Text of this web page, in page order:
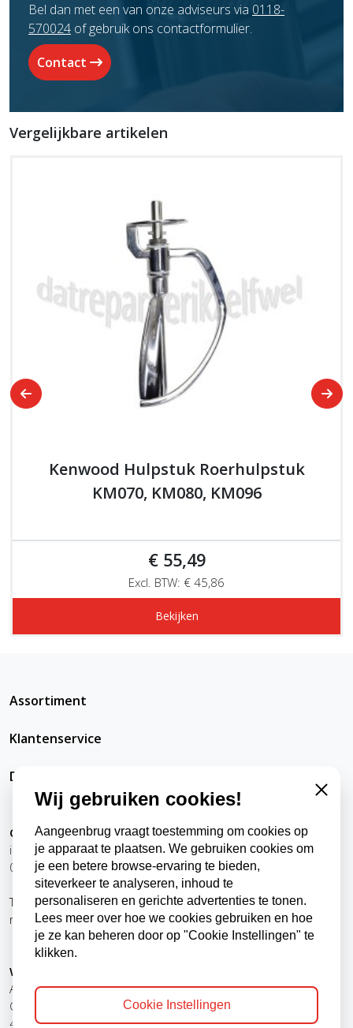
Bel dan met een van onze adviseurs via 0118-
570024 of gebruik ons contactformulier.
Contact
Vergelijkbare artikelen
Kenwood Hulpstuk Roerhulpstuk
KM070, KM080, KM096
€ 55,49
Excl. BTW: € 45,86
Bekijken
Assortiment
Klantenservice
DatRepareerIkZelfWel
Contact
info@datrepareerikzelfwel.nl
0118-570024
Telefonisch bereikbaar
ma t/m vr
9:00 - 12:00 uur
13:00 - 16:00 uur
Winkel, kantoor en afhaalpunt
Aangeenbrug Electro BV
Oude Zandweg 24
4361 SK Westkapelle
Wij gebruiken cookies!
Aangeenbrug vraagt toestemming om cookies op
je apparaat te plaatsen. We gebruiken cookies om
je een betere browse-ervaring te bieden,
siteverkeer te analyseren, inhoud te
personaliseren en gerichte advertenties te tonen.
Lees meer over hoe we cookies gebruiken en hoe
je ze kan beheren door op "Cookie Instellingen" te
klikken.
Close
Cookie Instellingen